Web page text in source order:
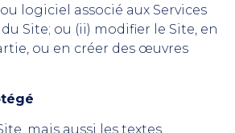
logiciel associé aux Services
Site; ou (ii) modifier le Site, en
ou en créer des œuvres
mais aussi les textes,